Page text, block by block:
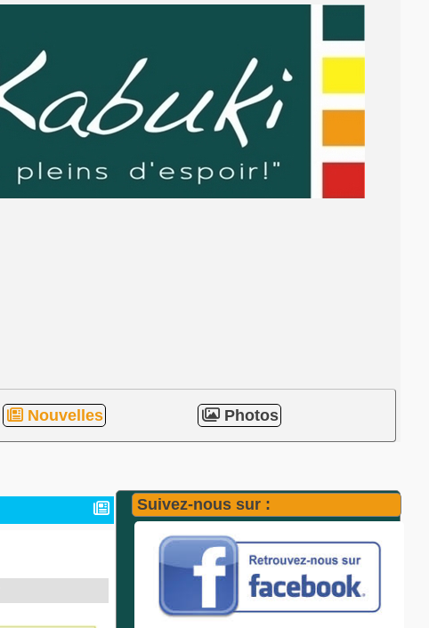
Nouvelles Photos
Suivez-nous sur :